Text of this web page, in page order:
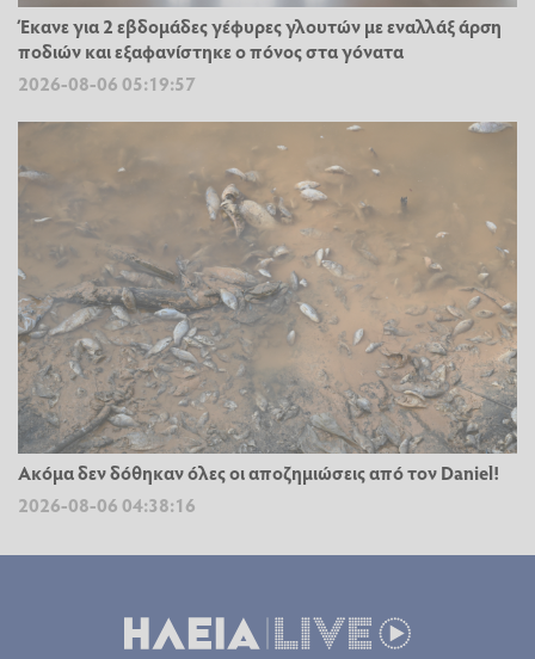
Έκανε για 2 εβδομάδες γέφυρες γλουτών με εναλλάξ άρση
ποδιών και εξαφανίστηκε ο πόνος στα γόνατα
2026-08-06 05:19:57
Ακόμα δεν δόθηκαν όλες οι αποζημιώσεις από τον Daniel!
2026-08-06 04:38:16